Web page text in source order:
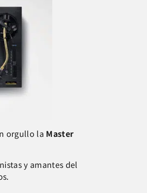
orgullo la Master
y amantes del